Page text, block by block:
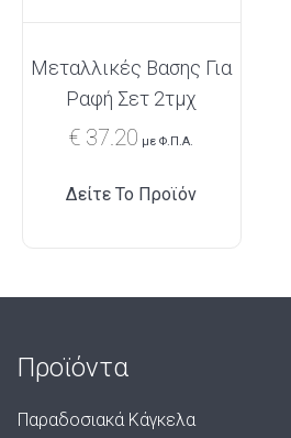
Μεταλλικές Βασης Για
Ραφή Σετ 2τμχ
€ 37.20 με Φ.Π.Α.
Δείτε Το Προϊόν
Προϊόντα
Παραδοσιακά Κάγκελα